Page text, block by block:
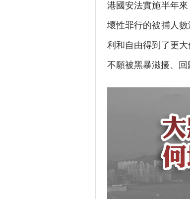
港國安法實施半年
壞性罪行的被捕人
利和自由得到了更
不願被黑暴滋擾、回